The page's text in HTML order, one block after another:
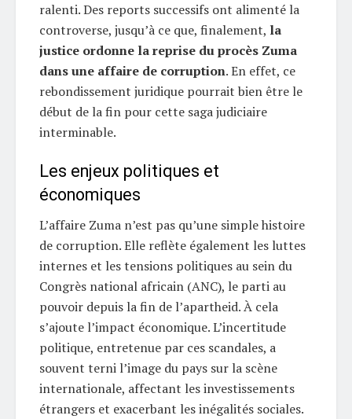
ralenti. Des reports successifs ont alimenté la
controverse, jusqu’à ce que, finalement, la
justice ordonne la reprise du procès Zuma
dans une affaire de corruption. En effet, ce
rebondissement juridique pourrait bien être le
début de la fin pour cette saga judiciaire
interminable.
Les enjeux politiques et
économiques
L’affaire Zuma n’est pas qu’une simple histoire
de corruption. Elle reflète également les luttes
internes et les tensions politiques au sein du
Congrès national africain (ANC), le parti au
pouvoir depuis la fin de l’apartheid. À cela
s’ajoute l’impact économique. L’incertitude
politique, entretenue par ces scandales, a
souvent terni l’image du pays sur la scène
internationale, affectant les investissements
étrangers et exacerbant les inégalités sociales.